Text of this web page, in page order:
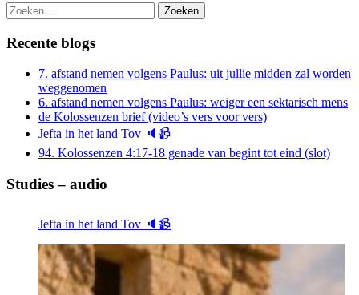
Zoeken
naar:
Recente blogs
7. afstand nemen volgens Paulus: uit jullie midden zal worden
weggenomen
6. afstand nemen volgens Paulus: weiger een sektarisch mens
de Kolossenzen brief (video’s vers voor vers)
Jefta in het land Tov 🔈📹
94. Kolossenzen 4:17-18 genade van begint tot eind (slot)
Studies – audio
Jefta in het land Tov 🔈📹